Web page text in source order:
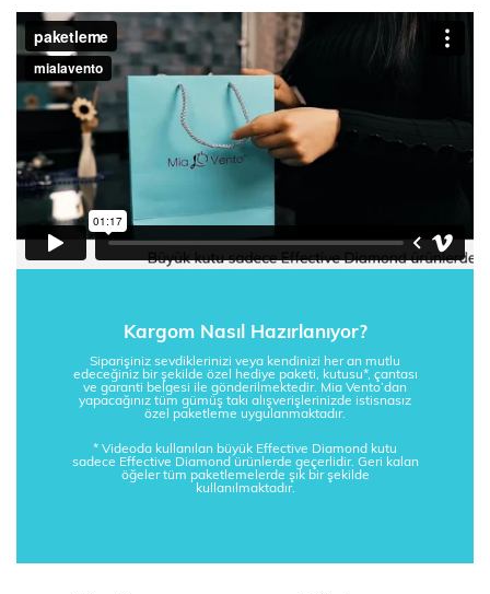
Kargom Nasıl Hazırlanıyor?
Siparişiniz sevdiklerinizi veya kendinizi her an mutlu
edeceğiniz bir şekilde özel hediye paketi, kutusu*, çantası
ve garanti belgesi ile gönderilmektedir. Mia Vento’dan
yapacağınız tüm gümüş takı alışverişlerinizde istisnasız
özel paketleme uygulanmaktadır.
* Videoda kullanılan büyük Effective Diamond kutu
sadece Effective Diamond ürünlerde geçerlidir. Geri kalan
öğeler tüm paketlemelerde şık bir şekilde
kullanılmaktadır.